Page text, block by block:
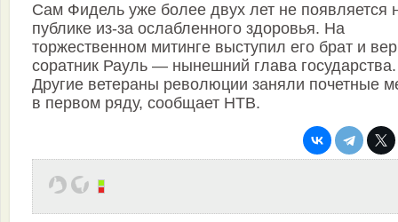
Сам Фидель уже более двух лет не появляется
публике из-за ослабленного здоровья. На
торжественном митинге выступил его брат и
соратник Рауль — нынешний глава государства.
Другие ветераны революции заняли почетные
в первом ряду, сообщает НТВ.